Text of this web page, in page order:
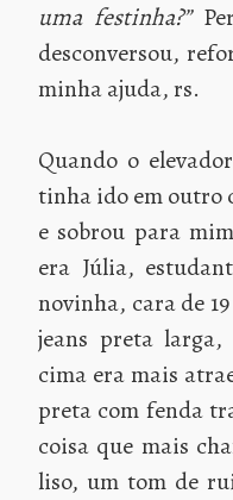
uma festinha?”
desconversou,
minha ajuda, rs.
Quando o
tinha ido em outro
e sobrou para
era Júlia,
novinha, cara de
jeans preta
cima era mais
preta com fenda
coisa que mais
liso, um tom de